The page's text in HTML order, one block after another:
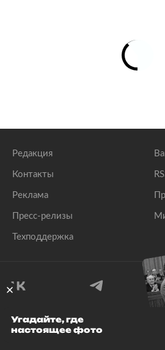
Редакция
Контакты
Реклама
Пресс-релизы
Техподдержка
© 1999–2026 Все права
Угадайте, где
настоящее фото